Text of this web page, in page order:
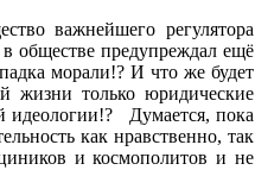
важнейшего регулятора
обществе предупреждал ещё
морали!? И что же будет
жизни только юридические
идеологии!? Думается, пока
как нравственно, так
и космополитов и не